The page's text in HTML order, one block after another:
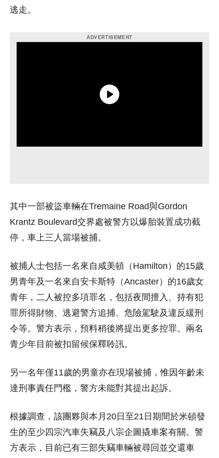
逃走。
其中一部被盜車輛在Tremaine Road與Gordon
Krantz Boulevard交界處被警方以爆胎裝置成功截
停，車上三人當場被捕。
被捕人士包括一名來自咸美頓（Hamilton）的15歲
男青年及一名來自安卡斯特（Ancaster）的16歲女
青年，二人被控多項罪名，包括夜間擅入、持有犯
罪所得財物、逃避警方追捕、危險駕駛及違反緩刑
令等。警方表示，預料稍後將提出更多控罪。兩名
青少年目前被扣留候保釋聆訊。
另一名年僅11歲的男童亦在現場被捕，惟因年齡未
達刑事責任門檻，警方未能對其提出起訴。
根據調查，該團夥與本月20日至21日期間於米頓發
生的至少四宗汽車失竊及八宗企圖撬車案有關。警
方表示，目前已有三部失竊車輛被尋回並交還車